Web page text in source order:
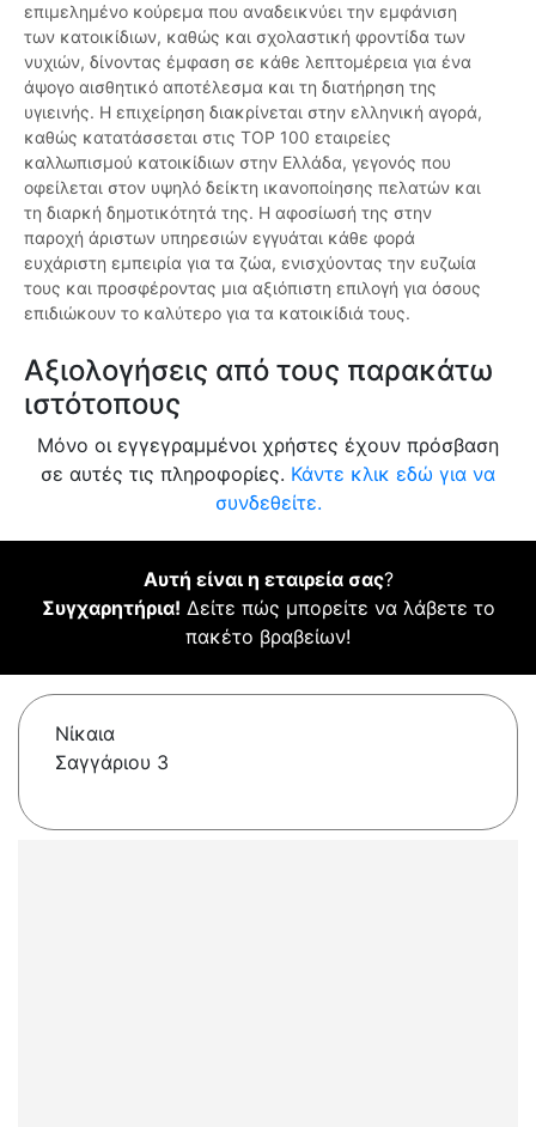
επιμελημένο κούρεμα που αναδεικνύει την εμφάνιση
των κατοικίδιων, καθώς και σχολαστική φροντίδα των
νυχιών, δίνοντας έμφαση σε κάθε λεπτομέρεια για ένα
άψογο αισθητικό αποτέλεσμα και τη διατήρηση της
υγιεινής. Η επιχείρηση διακρίνεται στην ελληνική αγορά,
καθώς κατατάσσεται στις TOP 100 εταιρείες
καλλωπισμού κατοικίδιων στην Ελλάδα, γεγονός που
οφείλεται στον υψηλό δείκτη ικανοποίησης πελατών και
τη διαρκή δημοτικότητά της. Η αφοσίωσή της στην
παροχή άριστων υπηρεσιών εγγυάται κάθε φορά
ευχάριστη εμπειρία για τα ζώα, ενισχύοντας την ευζωία
τους και προσφέροντας μια αξιόπιστη επιλογή για όσους
επιδιώκουν το καλύτερο για τα κατοικίδιά τους.
Αξιολογήσεις από τους παρακάτω
ιστότοπους
Μόνο οι εγγεγραμμένοι χρήστες έχουν πρόσβαση
σε αυτές τις πληροφορίες. Κάντε κλικ εδώ για να
συνδεθείτε.
Αυτή είναι η εταιρεία σας?
Συγχαρητήρια! Δείτε πώς μπορείτε να λάβετε το
πακέτο βραβείων!
Νίκαια
Σαγγάριου 3